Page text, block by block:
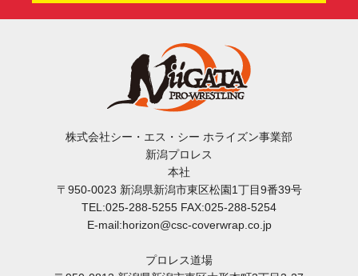
株式会社シー・エス・シー ホライズン事業部
新潟プロレス
本社
〒950-0023 新潟県新潟市東区松園1丁目9番39号
TEL:025-288-5255 FAX:025-288-5254
E-mail:horizon@csc-coverwrap.co.jp
プロレス道場